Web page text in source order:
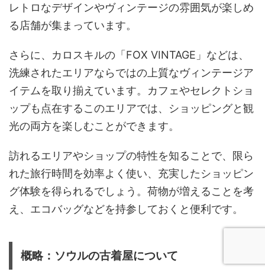
レトロなデザインやヴィンテージの雰囲気が楽しめ
る店舗が集まっています。
さらに、カロスキルの「FOX VINTAGE」などは、
洗練されたエリアならではの上質なヴィンテージア
イテムを取り揃えています。カフェやセレクトショ
ップも点在するこのエリアでは、ショッピングと観
光の両方を楽しむことができます。
訪れるエリアやショップの特性を知ることで、限ら
れた旅行時間を効率よく使い、充実したショッピン
グ体験を得られるでしょう。荷物が増えることを考
え、エコバッグなどを持参しておくと便利です。
概略：ソウルの古着屋について